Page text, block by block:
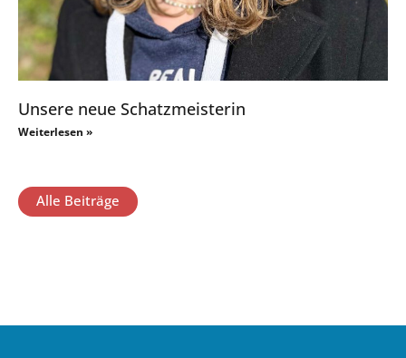
Unsere neue Schatzmeisterin
Weiterlesen »
Alle Beiträge